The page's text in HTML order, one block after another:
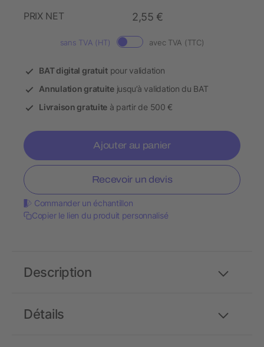
PRIX NET
2,55 €
sans TVA (HT) avec TVA (TTC)
BAT digital gratuitpour validation
Annulation gratuitejusqu’à validation du BAT
Livraison gratuite à partir de 500 €
Ajouter au panier
Recevoir un devis
Commander un échantillon
Copier le lien du produit personnalisé
Détails
Description